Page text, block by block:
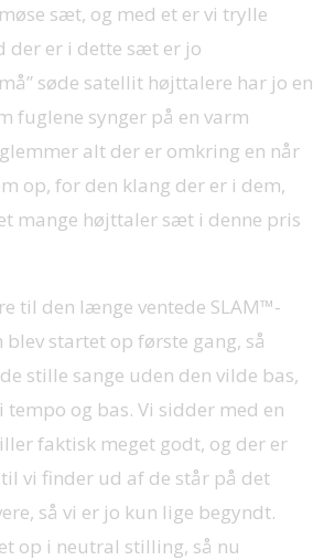
sæt, og med et er vi trylle
der er i dette sæt er jo
søde satellit højttalere har jo en
fuglene synger på en varm
alt der er omkring en når
op, for den klang der er i dem,
mange højttaler sæt i denne pris
til den længe ventede SLAM™-
blev startet op første gang, så
stille sange uden den vilde bas,
og bas. Vi sidder med en
faktisk meget godt, og der er
vi finder ud af de står på det
så vi er jo kun lige begyndt.
op i neutral stilling, så nu